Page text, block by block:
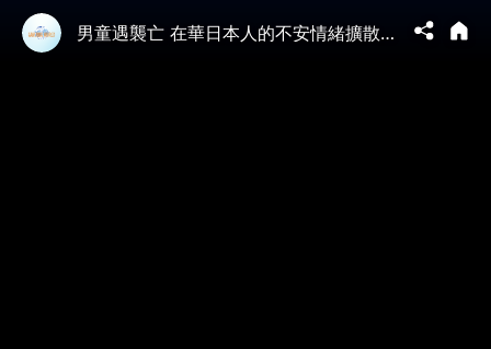
男童遇襲亡 在華日本人的不安情緒擴散｜ #新聞快報